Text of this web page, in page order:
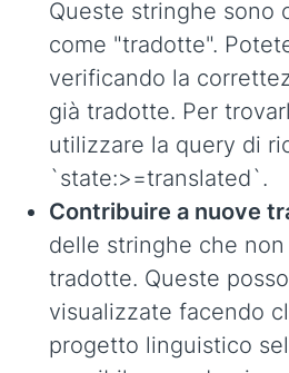
Queste stringhe sono
come "tradotte".
verificando la
già tradotte. Per
utilizzare la query di
`state:>=translated`.
Contribuire a nuove
delle stringhe che
tradotte. Queste
visualizzate facendo
progetto linguistico